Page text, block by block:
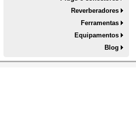
Reverberadores
Ferramentas
Equipamentos
Blog